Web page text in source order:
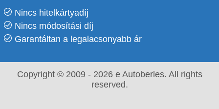
Nincs hitelkártyadíj
Nincs módosítási díj
Garantáltan a legalacsonyabb ár
Copyright © 2009 - 2026 e Autoberles. All rights
reserved.